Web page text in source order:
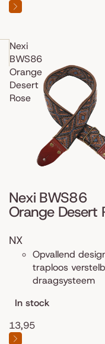
Nexi
BWS86
Orange
Desert
Rose
Nexi BWS86
Orange Desert
NX
Opvallend
traploos
draagsysteem
In stock
13,95